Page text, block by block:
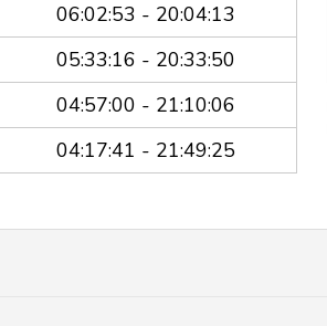
06:02:53 - 20:04:13
05:33:16 - 20:33:50
04:57:00 - 21:10:06
04:17:41 - 21:49:25